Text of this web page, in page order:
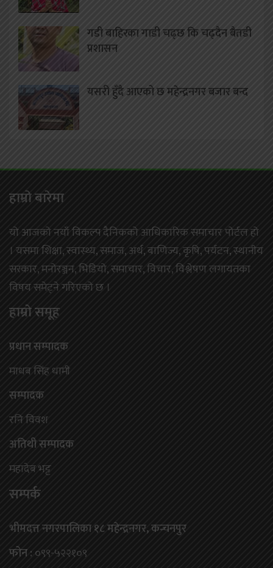
गडी बाहिरका गाडी चढ्छ कि चढ्दैन बैतडी
प्रशासन
यसरी हुँदै आएको छ महेन्द्रनगर बजार बन्द
हाम्राे बारेमा
यो आजको नयाँ विकल्प दैनिकको आधिकारिक समाचार पोर्टल हो
। यसमा शिक्षा, स्वास्थ्य, समाज, अर्थ, बाणिज्य, कृषि, पर्यटन, स्थानीय
सरकार, मनोरञ्जन, भिडियो, समाचार, विचार, विश्लेषण लगायतका
विषय समेट्ने गरिएको छ ।
हाम्राे समूह
प्रधान सम्पादक
माधब सिंह धामी
सम्पादक
रनि विवश
अतिथी सम्पादक
महादेब भट्ट
सम्पर्क
भीमदत्त नगरपालिका १८ महेन्द्रनगर, कन्चनपुर
फोन : ०९९-५२२१०९